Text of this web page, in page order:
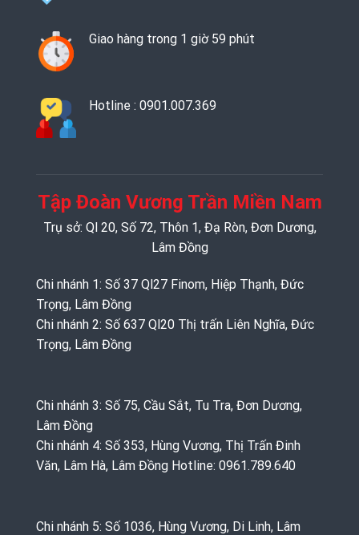
Giao hàng trong 1 giờ 59 phút
Hotline : 0901.007.369
Tập Đoàn Vương Trần Miền Nam
Trụ sở: Ql 20, Số 72, Thôn 1, Đạ Ròn, Đơn Dương,
Lâm Đồng
Chi nhánh 1: Số 37 Ql27 Finom, Hiệp Thạnh, Đức
Trọng, Lâm Đồng
Chi nhánh 2: Số 637 Ql20 Thị trấn Liên Nghĩa, Đức
Trọng, Lâm Đồng
Chi nhánh 3: Số 75, Cầu Sắt, Tu Tra, Đơn Dương,
Lâm Đồng
Chi nhánh 4: Số 353, Hùng Vương, Thị Trấn Đinh
Văn, Lâm Hà, Lâm Đồng Hotline: 0961.789.640
Chi nhánh 5: Số 1036, Hùng Vương, Di Linh, Lâm